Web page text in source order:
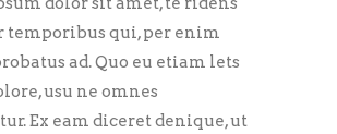
temporibus qui, per enim
ad. Quo eu etiam lets
usu ne omnes
Ex eam diceret denique, ut